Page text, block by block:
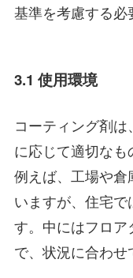
基準を考慮する必
3.1 使用環境
コーティング剤
に応じて適切なも
例えば、工場や
いますが、住宅
す。中にはフロ
で、状況に合わせ